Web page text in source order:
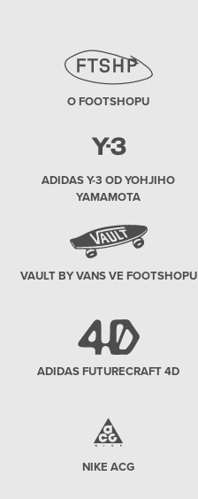
O FOOTSHOPU
ADIDAS Y-3 OD YOHJIHO
YAMAMOTA
VAULT BY VANS VE FOOTSHOPU
ADIDAS FUTURECRAFT 4D
NIKE ACG